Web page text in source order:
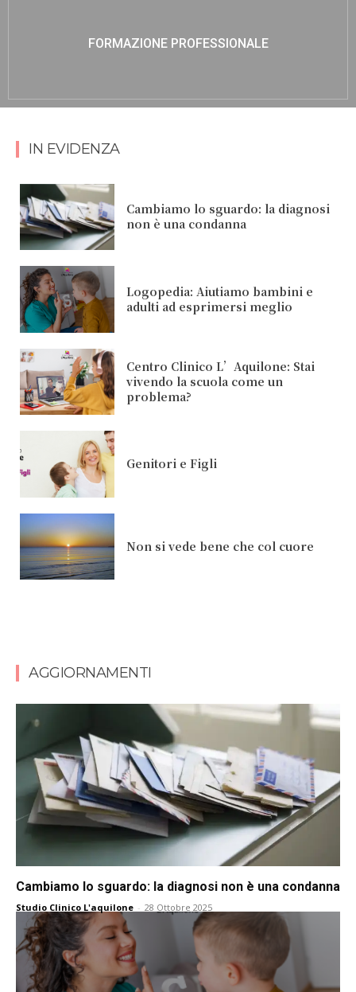
FORMAZIONE PROFESSIONALE
IN EVIDENZA
Cambiamo lo sguardo: la diagnosi
non è una condanna
Logopedia: Aiutiamo bambini e
adulti ad esprimersi meglio
Centro Clinico L’Aquilone: Stai
vivendo la scuola come un
problema?
Genitori e Figli
Non si vede bene che col cuore
AGGIORNAMENTI
Cambiamo lo sguardo: la diagnosi non è una condanna
Studio Clinico L'aquilone - 28 Ottobre 2025